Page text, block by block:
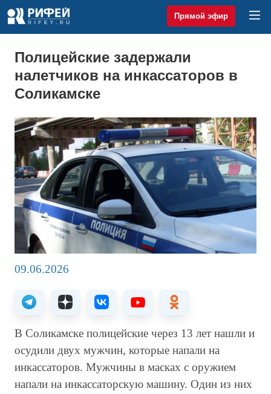
Прямой эфир
Полицейские задержали
налетчиков на инкассаторов в
Соликамске
09.06.2026
В Соликамске полицейские через 13 лет нашли и
осудили двух мужчин, которые напали на
инкассаторов. Мужчины в масках с оружием
напали на инкассаторскую машину. Один из них